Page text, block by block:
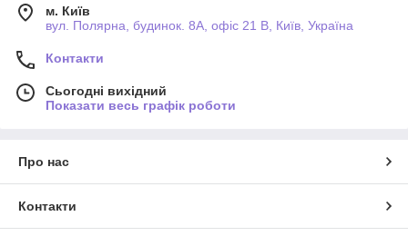
м. Київ
вул. Полярна, будинок. 8А, офіс 21 В, Київ, Україна
Контакти
Сьогодні вихідний
Показати весь графік роботи
Про нас
Контакти